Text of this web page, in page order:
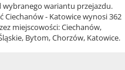
wybranego wariantu przejazdu.
Ciechanów - Katowice wynosi 362
miejscowości: Ciechanów,
Bytom, Chorzów, Katowice.